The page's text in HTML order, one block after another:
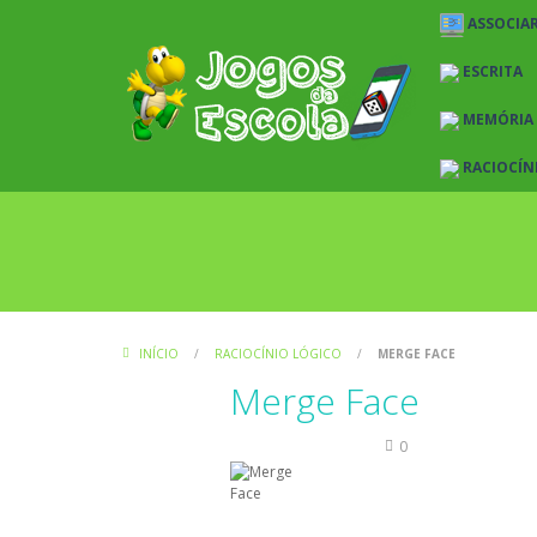
ESCRITA
MEMÓRIA
INÍCIO / RACIOCÍNIO LÓGICO / MERGE FACE
Merge Face
0